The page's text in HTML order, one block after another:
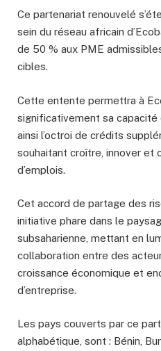
Ce partenariat renouvelé
sein du réseau africain
de 50 % aux PME
cibles.
Cette entente permettra à
significativement sa
ainsi l’octroi de crédits
souhaitant croître, innover et
d’emplois.
Cet accord de partage des
initiative phare dans le
subsaharienne, mettant en
collaboration entre des
croissance économique et
d’entreprise.
Les pays couverts par ce
alphabétique, sont : Bénin,